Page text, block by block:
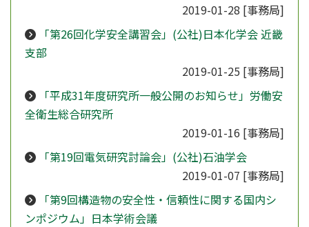
2019-01-28 [事務局]
「第26回化学安全講習会」(公社)日本化学会 近畿
支部
2019-01-25 [事務局]
「平成31年度研究所一般公開のお知らせ」労働安
全衛生総合研究所
2019-01-16 [事務局]
「第19回電気研究討論会」(公社)石油学会
2019-01-07 [事務局]
「第9回構造物の安全性・信頼性に関する国内シ
ンポジウム」日本学術会議